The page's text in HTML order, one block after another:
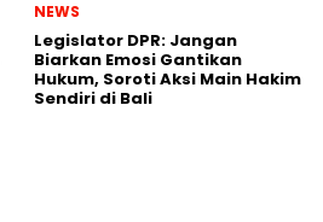
NEWS
Legislator DPR: Jangan
Biarkan Emosi Gantikan
Hukum, Soroti Aksi Main Hakim
Sendiri di Bali